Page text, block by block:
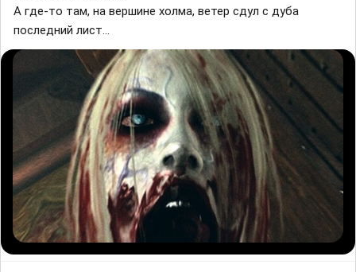
А где-то там, на вершине холма, ветер сдул с дуба
последний лист…